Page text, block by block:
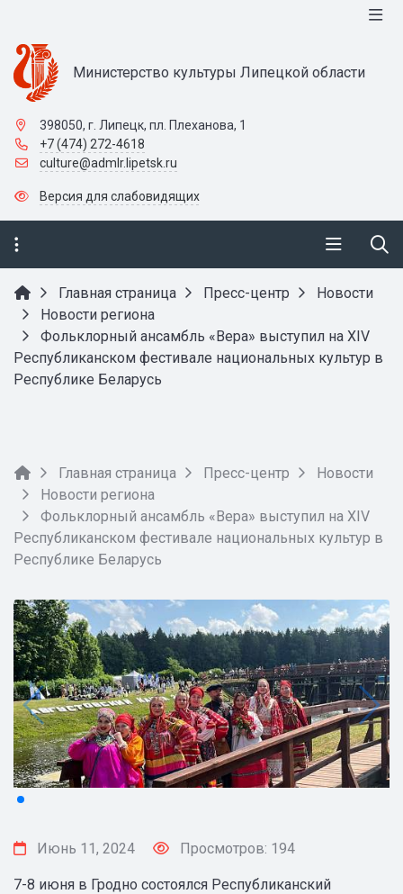
Министерство культуры Липецкой области
398050, г. Липецк, пл. Плеханова, 1
+7 (474) 272-4618
culture@admlr.lipetsk.ru
Версия для слабовидящих
Главная страница Пресс-центр
Новости
Новости региона
Фольклорный ансамбль «Вера» выступил на XIV
Республиканском фестивале национальных культур в
Республике Беларусь
Главная страница Пресс-центр
Новости
Новости региона
Фольклорный ансамбль «Вера» выступил на XIV
Республиканском фестивале национальных культур в
Республике Беларусь
Июнь 11, 2024 Просмотров: 194
7-8 июня в Гродно состоялся Республиканский